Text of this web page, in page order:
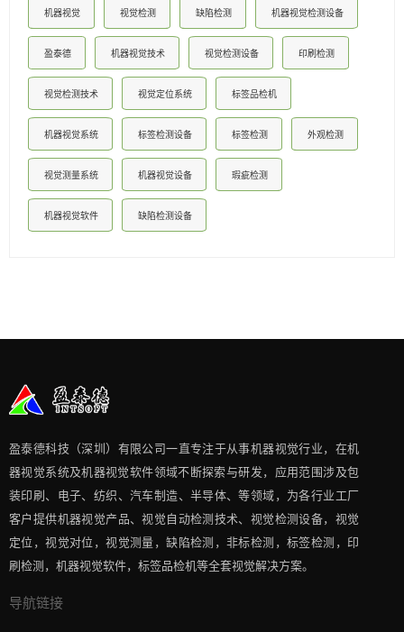
机器视觉 视觉检测 缺陷检测 机器视觉检测设备
盈泰德 机器视觉技术 视觉检测设备 印刷检测
视觉检测技术 视觉定位系统 标签品检机
机器视觉系统 标签检测设备 标签检测 外观检测
视觉测量系统 机器视觉设备 瑕疵检测
机器视觉软件 缺陷检测设备
盈泰德科技（深圳）有限公司一直专注于从事机器视觉行业，在机
器视觉系统及机器视觉软件领域不断探索与研发​，应用范围涉及包
装印刷、电子、纺织、汽车制造、半导体、等领域，为各行业工厂
客户提供机器视觉产品、视觉自动检测技术、视觉检测设备，视觉
定位，视觉对位，视觉测量，缺陷检测，非标检测，标签检测，印
刷检测，机器视觉软件，标签品检机等​全套视觉解决方案​。
导航链接